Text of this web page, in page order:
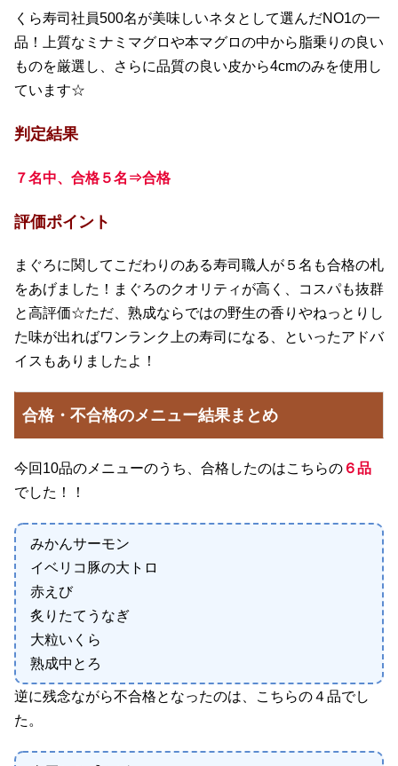
くら寿司社員500名が美味しいネタとして選んだNO1の一
品！上質なミナミマグロや本マグロの中から脂乗りの良い
ものを厳選し、さらに品質の良い皮から4cmのみを使用し
ています☆
判定結果
７名中、合格５名⇒合格
評価ポイント
まぐろに関してこだわりのある寿司職人が５名も合格の札
をあげました！まぐろのクオリティが高く、コスパも抜群
と高評価☆ただ、熟成ならではの野生の香りやねっとりし
た味が出ればワンランク上の寿司になる、といったアドバ
イスもありましたよ！
合格・不合格のメニュー結果まとめ
今回10品のメニューのうち、合格したのはこちらの ６品
でした！！
みかんサーモン
イベリコ豚の大トロ
赤えび
炙りたてうなぎ
大粒いくら
熟成中とろ
逆に残念ながら不合格となったのは、こちらの４品でし
た。